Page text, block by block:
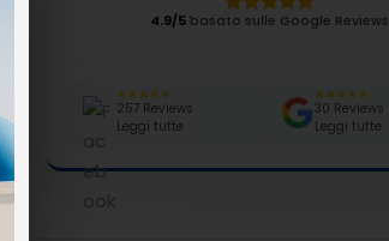
4.9/5basato sulle Google Reviews
★★★★★
257 Reviews
Leggi tutte
★★★★★
30 Reviews
Leggi tutte